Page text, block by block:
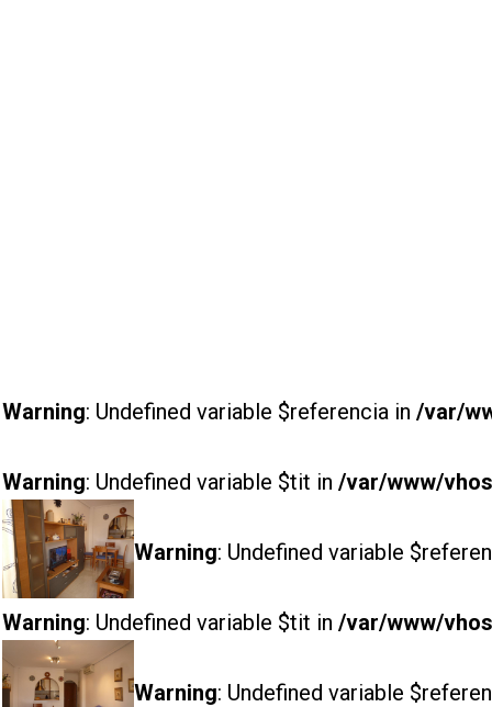
Warning: Undefined variable $referencia in /var/
Warning: Undefined variable $tit in /var/www/
Warning: Undefined variable
Warning: Undefined variable $tit in /var/www/
Warning: Undefined variable